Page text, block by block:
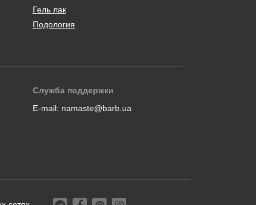
Гель лак
Подология
Служба поддержки
E-mail: namaste@barb.ua